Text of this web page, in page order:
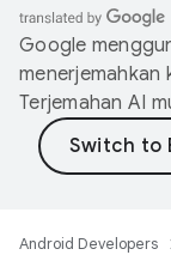
Google
menerjemahkan
Terjemahan AI
Android Developers